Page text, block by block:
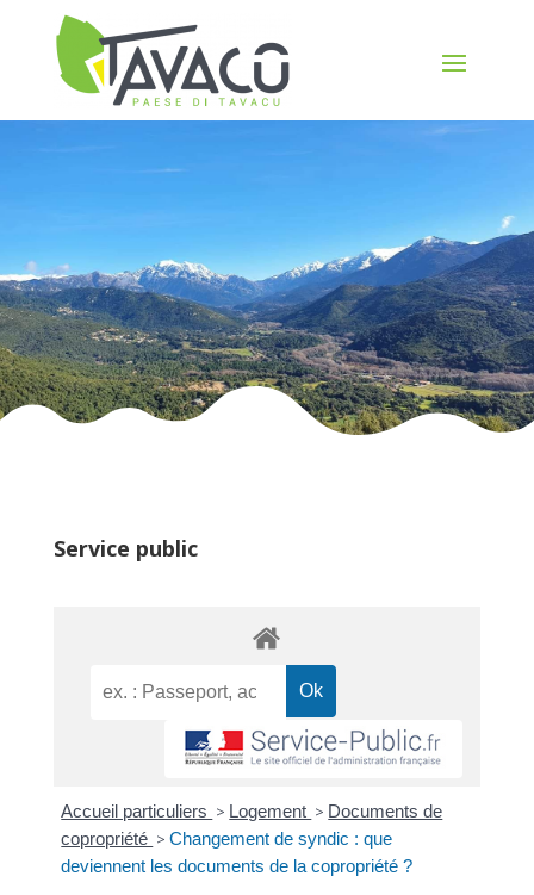
Service public
Accueil particuliers > Logement > Documents de
copropriété > Changement de syndic : que
deviennent les documents de la copropriété ?